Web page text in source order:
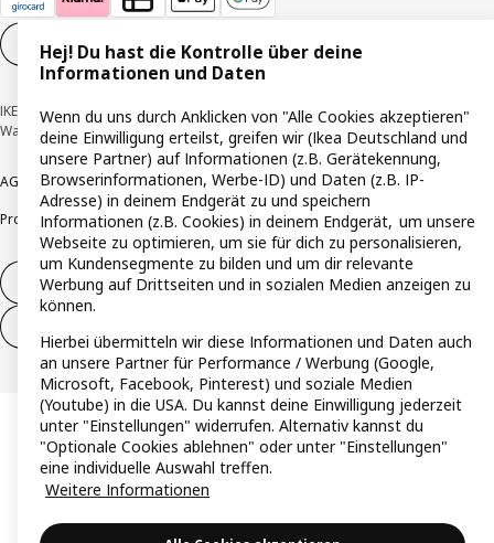
Cookie-Einstellungen
IKEA Deutschland GmbH & Co. KG - Am Wandersmann 2-4, 65719 Hofheim-
Wallau © Inter IKEA Systems B.V. 1999-2026
AGB BarrierefreiheitCookie-RichtlinieDatenschutzerklärung Impressum
ProduktrückrufeResponsible DisclosureVertrauensstelle
Vertrag widerrufen
Hej! Du hast die Kontrolle über deine
Informationen und Daten
Wenn du uns durch Anklicken von "Alle Cookies akzeptieren"
deine Einwilligung erteilst, greifen wir (Ikea Deutschland und
unsere Partner) auf Informationen (z.B. Gerätekennung,
Browserinformationen, Werbe-ID) und Daten (z.B. IP-
Adresse) in deinem Endgerät zu und speichern
Informationen (z.B. Cookies) in deinem Endgerät, um unsere
Webseite zu optimieren, um sie für dich zu personalisieren,
um Kundensegmente zu bilden und um dir relevante
Werbung auf Drittseiten und in sozialen Medien anzeigen zu
können.
Hierbei übermitteln wir diese Informationen und Daten auch
an unsere Partner für Performance / Werbung (Google,
Microsoft, Facebook, Pinterest) und soziale Medien
(Youtube) in die USA. Du kannst deine Einwilligung jederzeit
unter "Einstellungen" widerrufen. Alternativ kannst du
"Optionale Cookies ablehnen" oder unter "Einstellungen"
eine individuelle Auswahl treffen.
Weitere Informationen